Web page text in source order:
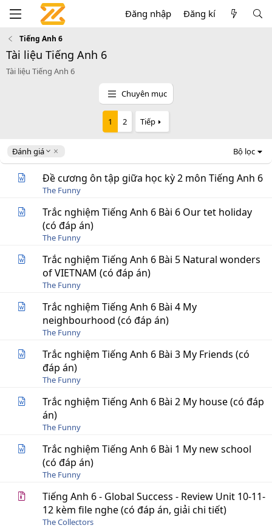
Đăng nhập Đăng kí
Tiếng Anh 6
Tài liệu Tiếng Anh 6
Tài liệu Tiếng Anh 6
Chuyên mục
1 2 Tiếp
Đánh giá
D
e
Bộ lọc
Đề cương ôn tập giữa học kỳ 2 môn Tiếng Anh 6
The Funny
Trắc nghiệm Tiếng Anh 6 Bài 6 Our tet holiday
(có đáp án)
The Funny
Trắc nghiệm Tiếng Anh 6 Bài 5 Natural wonders
of VIETNAM (có đáp án)
The Funny
Trắc nghiệm Tiếng Anh 6 Bài 4 My
neighbourhood (có đáp án)
The Funny
Trắc nghiệm Tiếng Anh 6 Bài 3 My Friends (có
đáp án)
The Funny
Trắc nghiệm Tiếng Anh 6 Bài 2 My house (có đáp
án)
The Funny
Trắc nghiệm Tiếng Anh 6 Bài 1 My new school
(có đáp án)
The Funny
Tiếng Anh 6 - Global Success - Review Unit 10-11-
12 kèm file nghe (có đáp án, giải chi tiết)
The Collectors